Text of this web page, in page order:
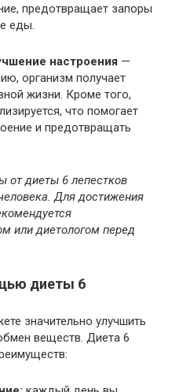
предотвращает запоры
еды.
настроения —
организм получает
жизни. Кроме того,
что помогает
и предотвращать
от диеты 6 лепестков
Для достижения
или диетологом перед
диеты 6
значительно улучшить
веществ. Диета 6